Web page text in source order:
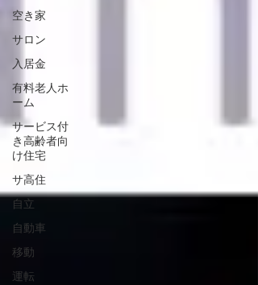
空き家
サロン
入居金
有料老人ホ
ーム
サービス付
き高齢者向
け住宅
サ高住
自立
自動車
移動
運転